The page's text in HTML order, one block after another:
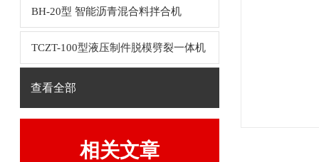
BH-20型 智能沥青混合料拌合机
TCZT-100型液压制件脱模劈裂一体机
查看全部
相关文章